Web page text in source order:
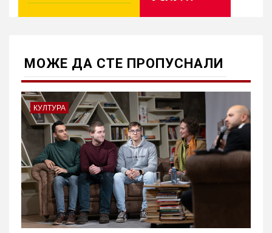
МОЖE ДА СТЕ ПРОПУСНАЛИ
КУЛТУРА